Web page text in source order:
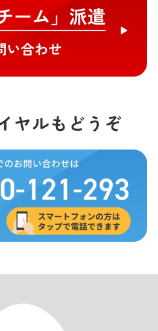
ヤルもどうぞ